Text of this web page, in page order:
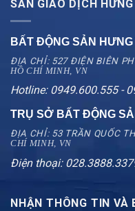
SÀN GIAO DỊCH
BẤT ĐỘNG SẢN HƯNG
ĐỊA CHỈ: 527 ĐIỆN BIÊN
HỒ CHÍ MINH, VN
Hotline: 0949.600.555 -
TRỤ SỞ BẤT ĐỘNG
ĐỊA CHỈ: 53 TRẦN QUỐC
CHÍ MINH, VN
Điện thoại:
NHẬN THÔNG TIN VÀ